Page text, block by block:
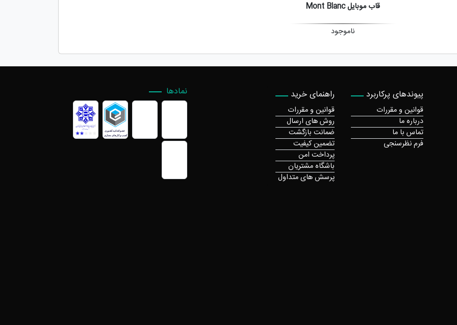
قاب موبایل Mont Blanc
ناموجود
پیوندهای پرکاربرد
قوانین و مقررات
درباره ما
تماس با ما
فرم نظرسنجی
راهنمای خرید
قوانین و مقررات
روش های ارسال
ضمانت بازگشت
تضمین کیفیت
پرداخت امن
باشگاه مشتریان
پرسش های متداول
نمادها